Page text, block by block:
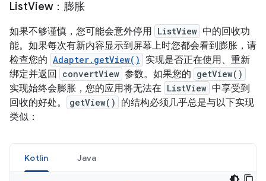
ListView：膨胀
如果不够谨慎，您可能会意外停用 ListView 中的回收功
能。如果每次有新内容显示到屏幕上时您都会看到膨胀，请
检查您的 Adapter.getView()
实现是否正在使用、重新
绑定并返回
convertView 参数。如果您的 getView()
实现始终会膨胀，您的应用将无法在 ListView 中享受到
回收的好处。
getView()
的结构必须几乎总是与以下实现
类似：
Kotlin Java